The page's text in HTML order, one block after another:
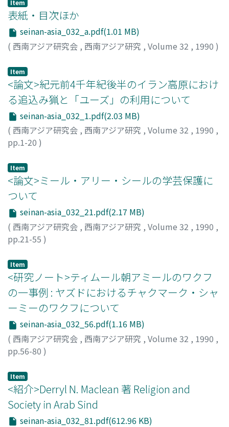
Item
表紙・目次ほか
seinan-asia_032_a.pdf(1.01 MB)
( 西南アジア研究会 , 西南アジア研究 , Volume 32 , 1990 )
Item
<論文>紀元前4千年紀後半のイラン高原におけ
る追込み猟と「ユーズ」の利用について
seinan-asia_032_1.pdf(2.03 MB)
( 西南アジア研究会 , 西南アジア研究 , Volume 32 , 1990 ,
pp.1-20 )
Item
<論文>ミール・アリー・シールの学芸保護に
ついて
seinan-asia_032_21.pdf(2.17 MB)
( 西南アジア研究会 , 西南アジア研究 , Volume 32 , 1990 ,
pp.21-55 )
Item
<研究ノート>ティムール朝アミールのワクフ
の一事例 : ヤズドにおけるチャクマーク・シャ
ーミーのワクフについて
seinan-asia_032_56.pdf(1.16 MB)
( 西南アジア研究会 , 西南アジア研究 , Volume 32 , 1990 ,
pp.56-80 )
Item
<紹介>Derryl N. Maclean 著 Religion and
Society in Arab Sind
seinan-asia_032_81.pdf(612.96 KB)